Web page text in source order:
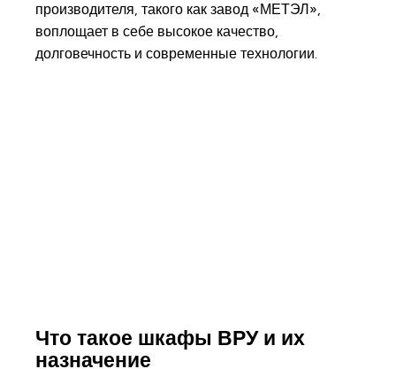
производителя, такого как завод «МЕТЭЛ»,
воплощает в себе высокое качество,
долговечность и современные технологии.
Что такое шкафы ВРУ и их
назначение